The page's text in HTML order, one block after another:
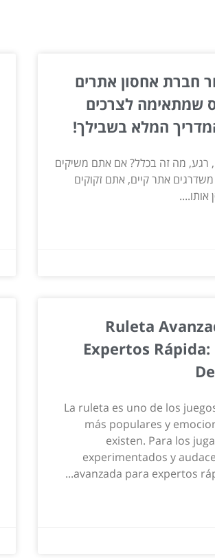
חברת אחסון אתרים
שמתאימה לצרכים
המלא בשבילך!
רגע, מה זה בכלל? אם אתם משיקים
אתר קיים, אתם זקוקים
אותו....
Ruleta
Expertos Rápida:
La ruleta es uno de los
más populares y
existen. Para los
experimentados y
avanzada para expertos